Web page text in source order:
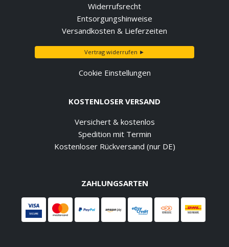
Widerrufsrecht
Entsorgungshinweise
Versandkosten & Lieferzeiten
Vertrag widerrufen ►
Cookie Einstellungen
KOSTENLOSER VERSAND
Versichert & kostenlos
Spedition mit Termin
Kostenloser Rückversand (nur DE)
ZAHLUNGSARTEN